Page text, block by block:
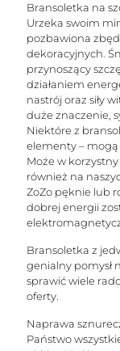
Bransoletka na
Urzeka swoim
pozbawiona
dekoracyjnych.
przynoszący
działaniem
nastrój oraz siły
duże znaczenie,
Niektóre z
elementy –
Może w
również na
ZoZo pęknie lub
dobrej energii
Bransoletka z
genialny pomysł
sprawić wiele
oferty.
Naprawa
Państwo